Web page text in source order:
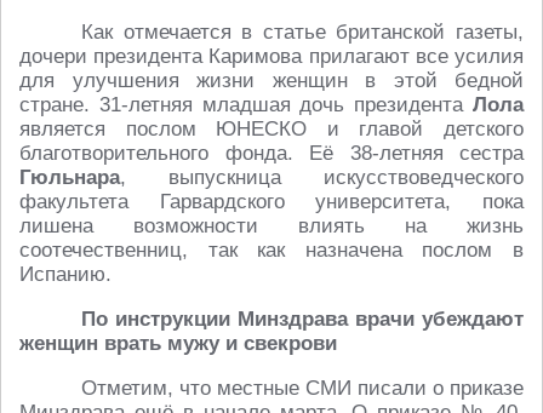
Как отмечается в статье британской газеты,
дочери президента Каримова прилагают все усилия
для улучшения жизни женщин в этой бедной
стране. 31-летняя младшая дочь президента Лола
является послом ЮНЕСКО и главой детского
благотворительного фонда. Её 38-летняя сестра
Гюльнара, выпускница искусствоведческого
факультета Гарвардского университета, пока
лишена возможности влиять на жизнь
соотечественниц, так как назначена послом в
Испанию.
По инструкции Минздрава врачи убеждают
женщин врать мужу и свекрови
Отметим, что местные СМИ писали о приказе